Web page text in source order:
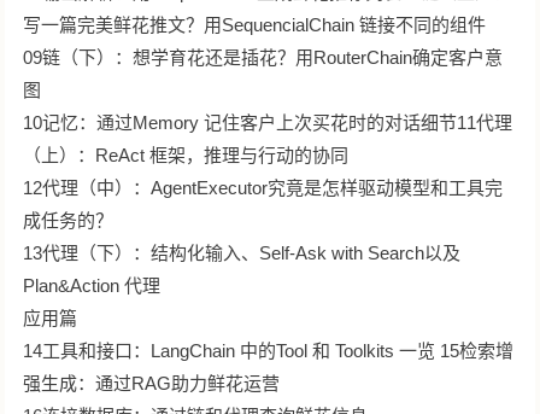
写一篇完美鲜花推文？用SequencialChain 链接不同的组件
09链（下）：想学育花还是插花？用RouterChain确定客户意
图
10记忆：通过Memory 记住客户上次买花时的对话细节11代理
（上）：ReAct 框架，推理与行动的协同
12代理（中）：AgentExecutor究竟是怎样驱动模型和工具完
成任务的？
13代理（下）：结构化输入、Self-Ask with Search以及
Plan&Action 代理
应用篇
14工具和接口：LangChain 中的Tool 和 Toolkits 一览 15检索增
强生成：通过RAG助力鲜花运营